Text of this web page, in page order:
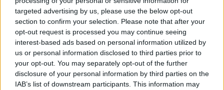
targeted advertising by us, please use the below opt-out
section to confirm your selection. Please note that after your
opt-out request is processed you may continue seeing
interest-based ads based on personal information utilized by
us or personal information disclosed to third parties prior to
your opt-out. You may separately opt-out of the further
disclosure of your personal information by third parties on the
IAB’s list of downstream participants. This information may
πρόγραμμα ανάπτυξης του μαχητικού
πέμπτης γενιάς KAANπου υλοποιεί η
Τουρκία. Το βήμα αυτό, σύμφωνα με
τοThe Arab Weekly,υπερβαίνει τη σφαίρα
της στρατιωτικής συνεργασίας, αποκτώντας
στρατηγικό βάρος και διαμορφώνοντας νέο
άξονα ισχύος στηνΑνατολική Μεσόγειο. Η